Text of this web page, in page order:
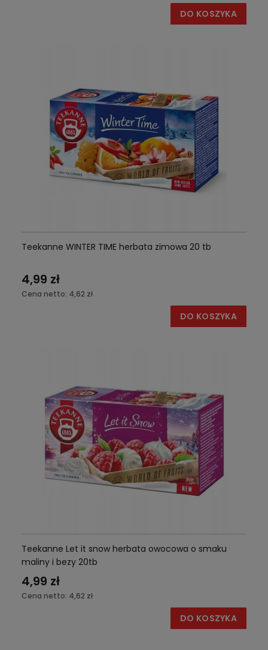
DO KOSZYKA
Teekanne WINTER TIME herbata zimowa 20 tb
4,99 zł
Cena netto: 4,62 zł
DO KOSZYKA
Teekanne Let it snow herbata owocowa o smaku
maliny i bezy 20tb
4,99 zł
Cena netto: 4,62 zł
DO KOSZYKA